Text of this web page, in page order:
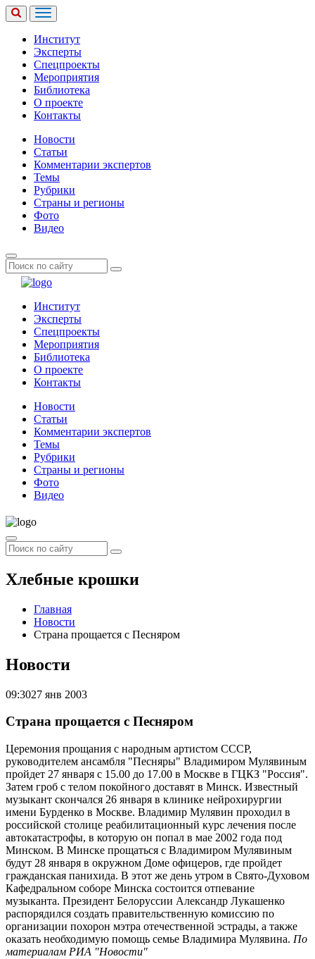
Институт
Эксперты
Спецпроекты
Мероприятия
Библиотека
О проекте
Контакты
Новости
Статьи
Комментарии экспертов
Темы
Рубрики
Страны и регионы
Фото
Видео
Институт
Эксперты
Спецпроекты
Мероприятия
Библиотека
О проекте
Контакты
Новости
Статьи
Комментарии экспертов
Темы
Рубрики
Страны и регионы
Фото
Видео
Хлебные крошки
Главная
Новости
Страна прощается с Песняром
Новости
09:3027 янв 2003
Страна прощается с Песняром
Церемония прощания с народным артистом СССР,
руководителем ансамбля "Песняры" Владимиром Мулявиным
пройдет 27 января с 15.00 до 17.00 в Москве в ГЦКЗ "Россия".
Затем гроб с телом покойного доставят в Минск. Известный
музыкант скончался 26 января в клинике нейрохирургии
имени Бурденко в Москве. Владимир Мулявин проходил в
российской столице реабилитационный курс лечения после
автокатастрофы, в которую он попал в мае 2002 года под
Минском. В Минске прощаться с Владимиром Мулявиным
будут 28 января в окружном Доме офицеров, где пройдет
гражданская панихида. В этот же день утром в Свято-Духовом
Кафедральном соборе Минска состоится отпевание
музыканта. Президент Белоруссии Александр Лукашенко
распорядился создать правительственную комиссию по
организации похорон мэтра отечественной эстрады, а также
оказать необходимую помощь семье Владимира Мулявина. По
материалам РИА "Новости"